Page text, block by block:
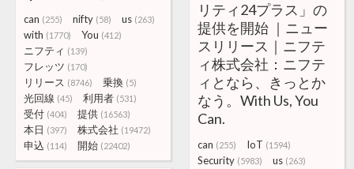
can (255) nifty (58) us (263)
with (1770) You (412)
ニフティ (139)
フレッツ (170)
リリース (8746) 乗換 (5)
光回線 (45) 利用者 (531)
受付 (404) 提供 (16563)
本日 (397) 株式会社 (19472)
申込 (114) 開始 (22402)
リティ24プラス」の
提供を開始 ｜ニュー
スリリース｜ニフテ
ィ株式会社：ニフテ
ィとなら、きっとか
なう。With Us, You
Can.
can (255) IoT (1594)
Security (5983) us (263)